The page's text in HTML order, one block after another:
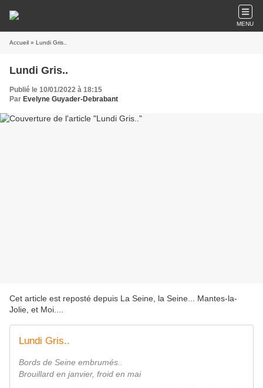
MENU
Accueil » Lundi Gris..
Lundi Gris..
Publié le 10/01/2022 à 18:15
Par Evelyne Guyader-Debrabant
Cet article est reposté depuis La Seine, la Seine... Mantes-la-
Jolie, et Moi...
Lundi Gris..
Bords de Seine embrumés..
Brouillard en janvier, froid en mai